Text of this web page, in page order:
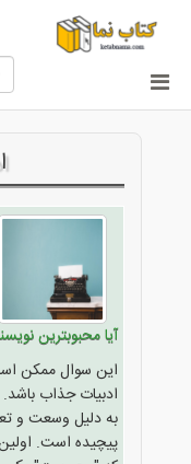
آیا محبوبترین
این سوال ممکن
ادبیات جذاب
به دلیل وسعت و
پیچیده است.